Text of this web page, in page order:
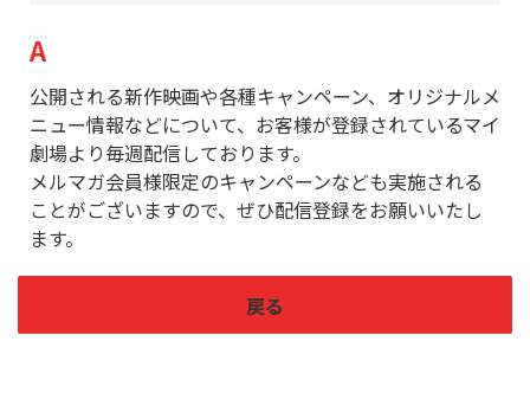
公開される新作映画や各種キャンペーン、オリジナルメ
ニュー情報などについて、お客様が登録されているマイ
劇場より毎週配信しております。
メルマガ会員様限定のキャンペーンなども実施される
ことがございますので、ぜひ配信登録をお願いいたし
ます。
戻る